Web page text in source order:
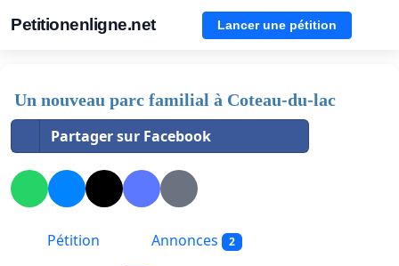
Petitionenligne.net Lancer une pétition
Un nouveau parc familial à Coteau-du-lac
Partager sur Facebook
Pétition Annonces 2